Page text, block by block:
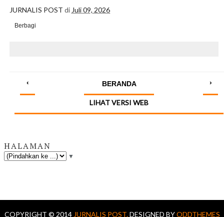
JURNALIS POST di Juli 09, 2026
Berbagi
‹ ›
BERANDA
LIHAT VERSI WEB
HALAMAN
▼
COPYRIGHT © 2014 JURNALIS POST.DESIGNED BYODDTHEMES